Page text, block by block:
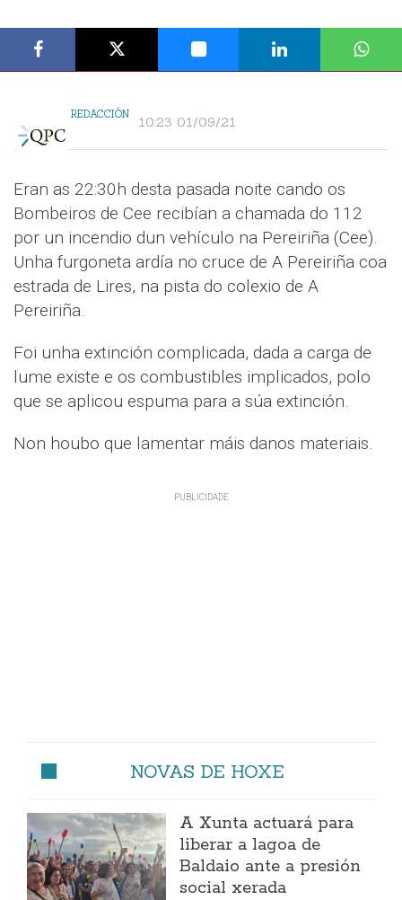
REDACCIÓN 10:23 01/09/21
Eran as 22:30h desta pasada noite cando os
Bombeiros de Cee recibían a chamada do 112
por un incendio dun vehículo na Pereiriña (Cee).
Unha furgoneta ardía no cruce de A Pereiriña coa
estrada de Lires, na pista do colexio de A
Pereiriña.
Foi unha extinción complicada, dada a carga de
lume existe e os combustibles implicados, polo
que se aplicou espuma para a súa extinción.
Non houbo que lamentar máis danos materiais.
NOVAS DE HOXE
A Xunta actuará para
liberar a lagoa de
Baldaio ante a presión
social xerada